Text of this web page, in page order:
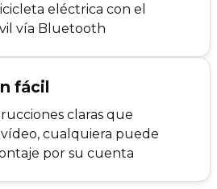
eléctrica con el
vía Bluetooth
fácil
claras que
cualquiera puede
por su cuenta